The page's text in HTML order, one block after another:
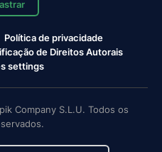
Política de privacidade
de Direitos Autorais
settings
Company S.L.U. Todos os